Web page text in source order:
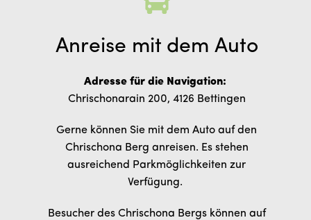
Anreise mit dem Auto
Adresse für die Navigation:
Chrischonarain 200, 4126 Bettingen
Gerne können Sie mit dem Auto auf den
Chrischona Berg anreisen. Es stehen
ausreichend Parkmöglichkeiten zur
Verfügung.
Besucher des Chrischona Bergs können auf